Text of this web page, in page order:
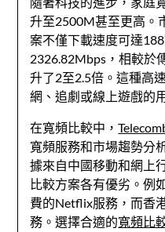
升至2500M甚至更高。
案不僅下載速度可達
2326.82Mbps，相較於
升了2至2.5倍。這種高
網、追劇或線上遊戲的
在寬頻比較中，
寬頻服務和市場趨勢分
據來自中國移動和網上
比較方案各有優劣。例
費的Netflix服務，而香
務。選擇合適的寬頻比